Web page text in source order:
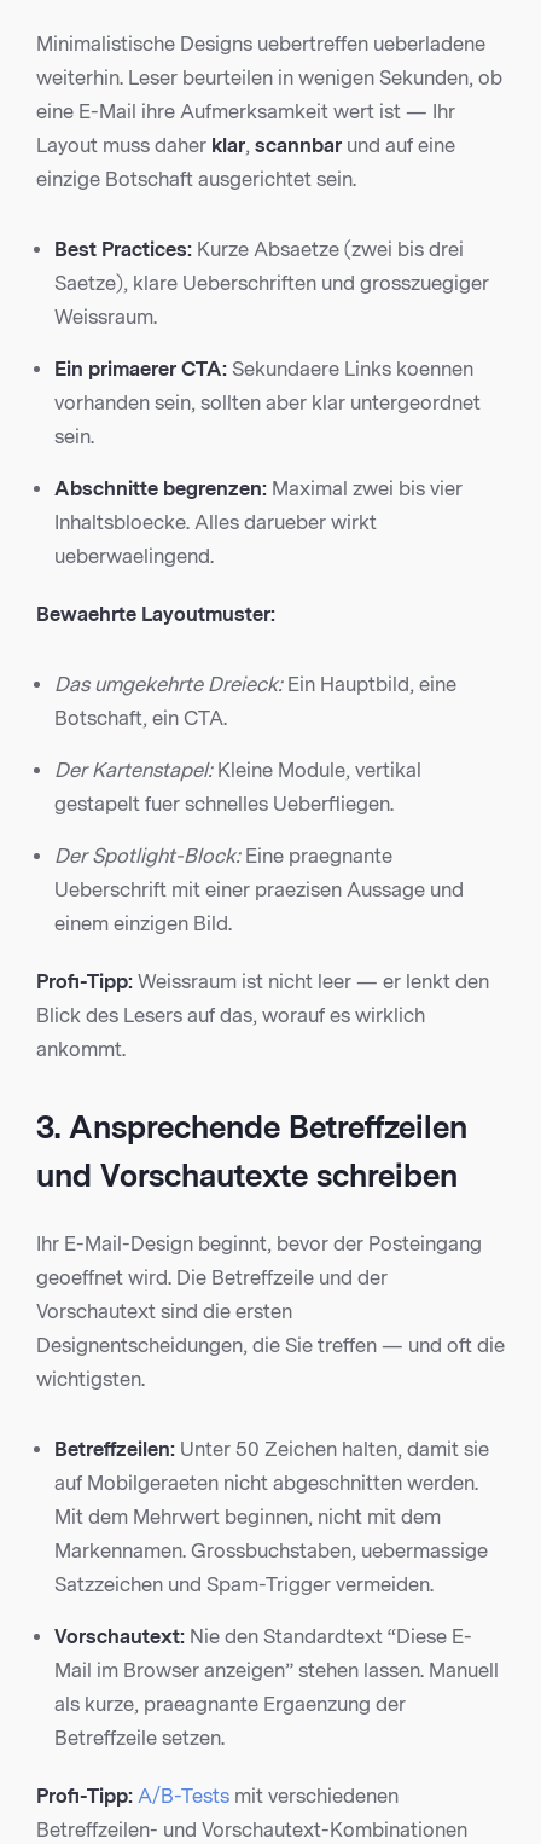
Minimalistische Designs uebertreffen ueberladene
weiterhin. Leser beurteilen in wenigen Sekunden, ob
eine E-Mail ihre Aufmerksamkeit wert ist — Ihr
Layout muss daher klar, scannbar und auf eine
einzige Botschaft ausgerichtet sein.
Best Practices: Kurze Absaetze (zwei bis drei
Saetze), klare Ueberschriften und grosszuegiger
Weissraum.
Ein primaerer CTA: Sekundaere Links koennen
vorhanden sein, sollten aber klar untergeordnet
sein.
Abschnitte begrenzen: Maximal zwei bis vier
Inhaltsbloecke. Alles darueber wirkt
ueberwaelingend.
Bewaehrte Layoutmuster:
Das umgekehrte Dreieck: Ein Hauptbild, eine
Botschaft, ein CTA.
Der Kartenstapel: Kleine Module, vertikal
gestapelt fuer schnelles Ueberfliegen.
Der Spotlight-Block: Eine praegnante
Ueberschrift mit einer praezisen Aussage und
einem einzigen Bild.
Profi-Tipp: Weissraum ist nicht leer — er lenkt den
Blick des Lesers auf das, worauf es wirklich
ankommt.
3. Ansprechende Betreffzeilen
und Vorschautexte schreiben
Ihr E-Mail-Design beginnt, bevor der Posteingang
geoeffnet wird. Die Betreffzeile und der
Vorschautext sind die ersten
Designentscheidungen, die Sie treffen — und oft die
wichtigsten.
Betreffzeilen: Unter 50 Zeichen halten, damit sie
auf Mobilgeraeten nicht abgeschnitten werden.
Mit dem Mehrwert beginnen, nicht mit dem
Markennamen. Grossbuchstaben, uebermassige
Satzzeichen und Spam-Trigger vermeiden.
Vorschautext: Nie den Standardtext “Diese E-
Mail im Browser anzeigen” stehen lassen. Manuell
als kurze, praeagnante Ergaenzung der
Betreffzeile setzen.
Profi-Tipp: A/B-Tests mit verschiedenen
Betreffzeilen- und Vorschautext-Kombinationen